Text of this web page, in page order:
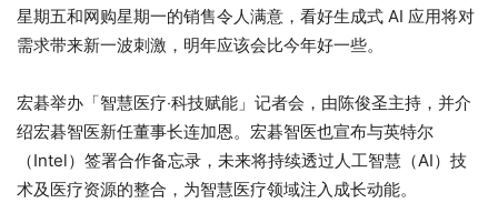
星期五和网购星期一的销售令人满意，看好生成式 AI 应用将对
需求带来新一波刺激，明年应该会比今年好一些。
宏碁举办「智慧医疗‧科技赋能」记者会，由陈俊圣主持，并介
绍宏碁智医新任董事长连加恩。宏碁智医也宣布与英特尔
（Intel）签署合作备忘录，未来将持续透过人工智慧（AI）技
术及医疗资源的整合，为智慧医疗领域注入成长动能。